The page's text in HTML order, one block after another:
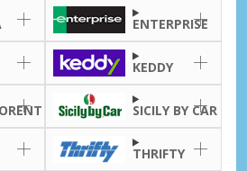
ENTERPRISE
KEDDY
SICILY BY CAR
THRIFTY
vos réservations en un
connecter avec eLink